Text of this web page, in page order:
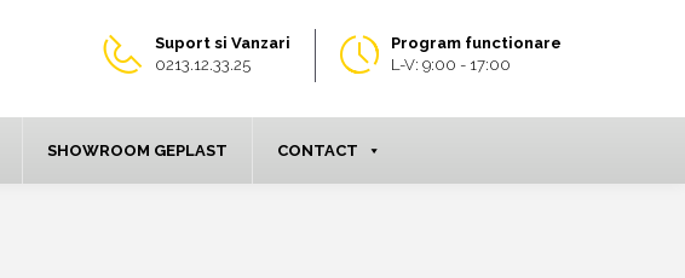
Program functionare
L-V: 9:00 - 17:00
Suport si Vanzari
0213.12.33.25
SHOWROOM GEPLAST CONTACT